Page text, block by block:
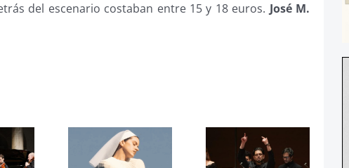
del escenario costaban entre 15 y 18 euros. José M.